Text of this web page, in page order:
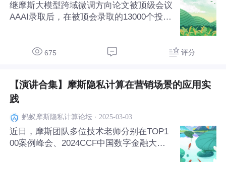
继摩斯大模型跨域微调方向论文被顶级会议
AAAI录取后，在被顶会录取的13000个投稿
日在费城完成演讲。 摩斯的代表分析了当
675 评分
【演讲合集】摩斯隐私计算在营销场景的应用实
践
蚂蚁摩斯隐私计算论坛· 2025-03-03
近日，摩斯团队多位技术老师分别在TOP1
00案例峰会、2024CCF中国数字金融大